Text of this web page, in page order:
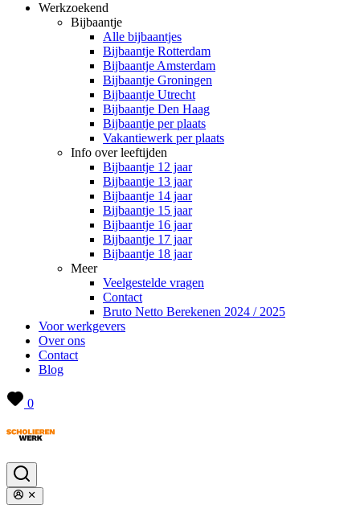
Werkzoekend
Bijbaantje
Alle bijbaantjes
Bijbaantje Rotterdam
Bijbaantje Amsterdam
Bijbaantje Groningen
Bijbaantje Utrecht
Bijbaantje Den Haag
Bijbaantje per plaats
Vakantiewerk per plaats
Info over leeftijden
Bijbaantje 12 jaar
Bijbaantje 13 jaar
Bijbaantje 14 jaar
Bijbaantje 15 jaar
Bijbaantje 16 jaar
Bijbaantje 17 jaar
Bijbaantje 18 jaar
Meer
Veelgestelde vragen
Contact
Bruto Netto Berekenen 2024 / 2025
Voor werkgevers
Over ons
Contact
Blog
0